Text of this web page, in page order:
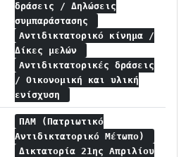
δράσεις / Δηλώσεις
συμπαράστασης
Αντιδικτατορικό κίνημα /
Δίκες μελών
Αντιδικτατορικές δράσεις
/ Οικονομική και υλική
ενίσχυση
ΠΑΜ (Πατριωτικό
Αντιδικτατορικό Μέτωπο)
Δικτατορία 21ης Απριλίου